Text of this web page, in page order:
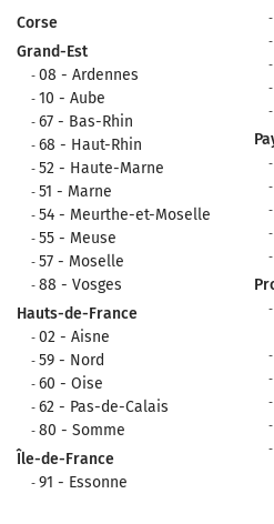
Corse
Grand-Est
08 - Ardennes
10 - Aube
67 - Bas-Rhin
68 - Haut-Rhin
52 - Haute-Marne
51 - Marne
54 - Meurthe-et-Moselle
55 - Meuse
57 - Moselle
88 - Vosges
Hauts-de-France
02 - Aisne
59 - Nord
60 - Oise
62 - Pas-de-Calais
80 - Somme
Île-de-France
91 - Essonne